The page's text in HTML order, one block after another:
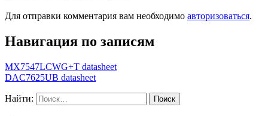
Для отправки комментария вам необходимо авторизоваться.
Навигация по записям
MX7547LCWG+T datasheet
DAC7625UB datasheet
Найти: